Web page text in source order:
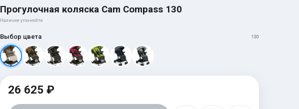
Прогулочная коляска Cam Compass 130
Наличие уточняйте
Выбор цвета 130
26 625 ₽